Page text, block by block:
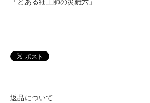
返品について